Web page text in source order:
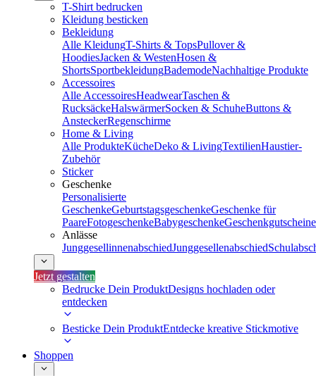
T-Shirt bedrucken
Kleidung besticken
Bekleidung
Alle KleidungT-Shirts & TopsPullover &
HoodiesJacken & WestenHosen &
ShortsSportbekleidungBademodeNachhaltige Produkte
Accessoires
Alle AccessoiresHeadwearTaschen &
RucksäckeHalswärmerSocken & SchuheButtons &
AnsteckerRegenschirme
Home & Living
Alle ProdukteKücheDeko & LivingTextilienHaustier-
Zubehör
Sticker
Geschenke
Personalisierte
GeschenkeGeburtstagsgeschenkeGeschenke für
PaareFotogeschenkeBabygeschenkeGeschenkgutscheine
Anlässe
JunggesellinnenabschiedJunggesellenabschied
Jetzt gestalten
Bedrucke Dein ProduktDesigns hochladen oder
entdecken
Besticke Dein ProduktEntdecke kreative Stickmotive
Shoppen